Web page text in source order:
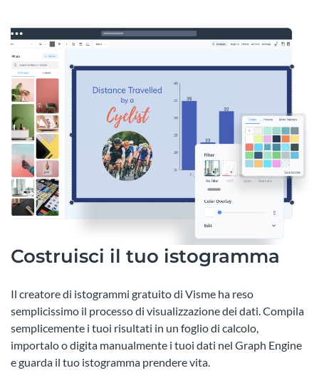
Costruisci il tuo istogramma
Il creatore di istogrammi gratuito di Visme ha reso
semplicissimo il processo di visualizzazione dei dati. Compila
semplicemente i tuoi risultati in un foglio di calcolo,
importalo o digita manualmente i tuoi dati nel Graph Engine
e guarda il tuo istogramma prendere vita.